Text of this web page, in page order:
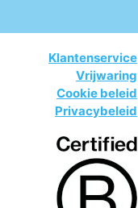
Klantenservice
Vrijwaring
Cookie beleid
Privacybeleid